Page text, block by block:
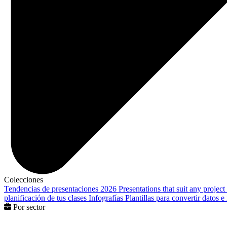
Colecciones
Tendencias de presentaciones 2026 Presentations that suit any project
planificación de tus clases Infografías Plantillas para convertir datos
Por sector